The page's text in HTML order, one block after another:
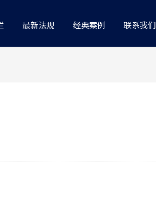
最新法规 经典案例 联系我们